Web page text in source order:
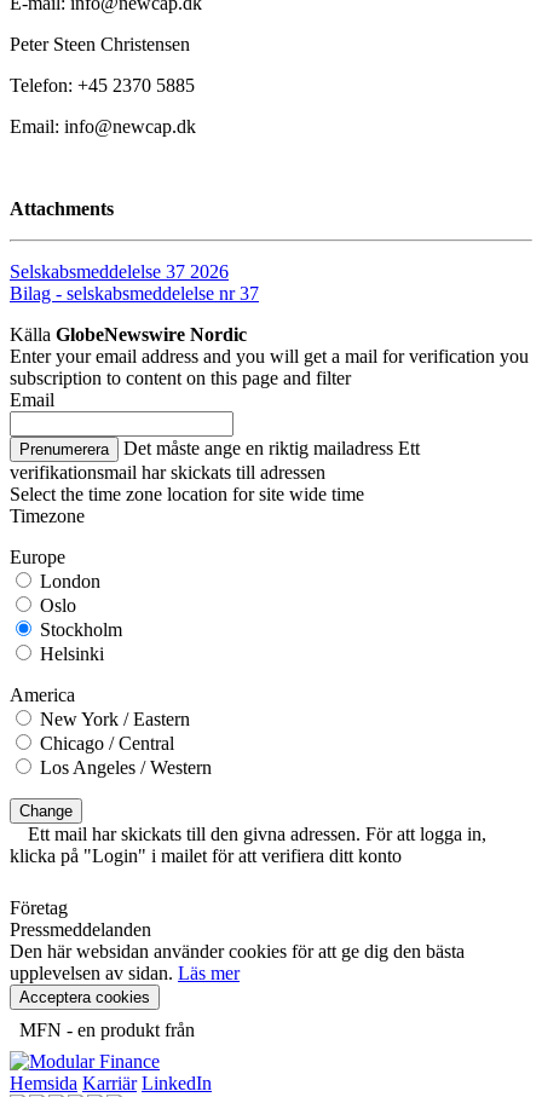
Peter Steen Christensen
Telefon: +45 2370 5885
Email: info@newcap.dk
Attachments
Selskabsmeddelelse 37 2026
Bilag - selskabsmeddelelse nr 37
Källa GlobeNewswire Nordic
Enter your email address and you will get a mail for verification you
subscription to content on this page and filter
Email
Prenumerera Det måste ange en riktig mailadress Ett
verifikationsmail har skickats till adressen
Select the time zone location for site wide time
Timezone
Europe
London
Oslo
Stockholm
Helsinki
America
New York / Eastern
Chicago / Central
Los Angeles / Western
Change
Ett mail har skickats till den givna adressen. För att logga in,
klicka på "Login" i mailet för att verifiera ditt konto
Företag
Pressmeddelanden
Den här websidan använder cookies för att ge dig den bästa
upplevelsen av sidan. Läs mer
Acceptera cookies
MFN - en produkt från
Hemsida Karriär LinkedIn